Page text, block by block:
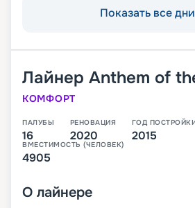
Показать все
Лайнер Anthem of
КОМФОРТ
ПАЛУБЫ
16
РЕНОВАЦИЯ
2020
ГОД
2015
ВМЕСТИМОСТЬ (ЧЕЛОВЕК)
4905
О лайнере